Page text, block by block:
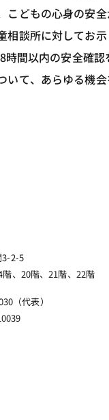
どもの心身の安
談所に対してお
間以内の安全確
て、あらゆる機
3-2-5
、20階、21階、22階
（代表）